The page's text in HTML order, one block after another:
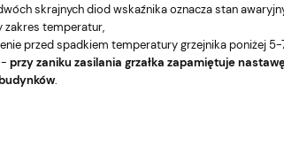
skrajnych diod wskaźnika oznacza stan
temperatur,
przed spadkiem temperatury grzejnika poniżej 5-
przy zaniku zasilania grzałka zapamiętuje
.